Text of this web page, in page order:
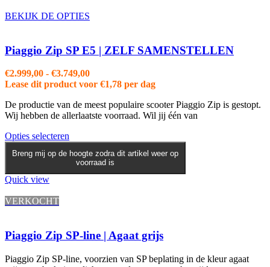
optie
worden
op
de
productpagina
BEKIJK DE OPTIES
Piaggio Zip SP E5 | ZELF SAMENSTELLEN
€2.999,00 - €3.749,00Prijsklasse:
€2.999,00
€3.749,00
Lease dit product voor €1,78 per dag
De productie van de meest populaire scooter Piaggio Zip is gestopt.
Wij hebben de allerlaatste voorraad. Wil jij één van
Opties selecteren
product
heeft
meerdere
worden
op
de
Breng mij op de hoogte zodra dit artikel weer op
voorraad is
Quick view
VERKOCHT
Piaggio Zip SP-line | Agaat grijs
Piaggio Zip SP-line, voorzien van SP beplating in de kleur agaat